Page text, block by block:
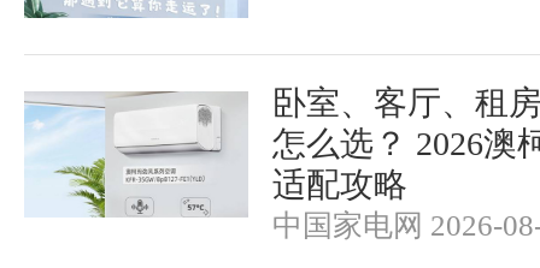
卧室、客厅、租
怎么选？ 2026澳
适配攻略
中国家电网 2026-